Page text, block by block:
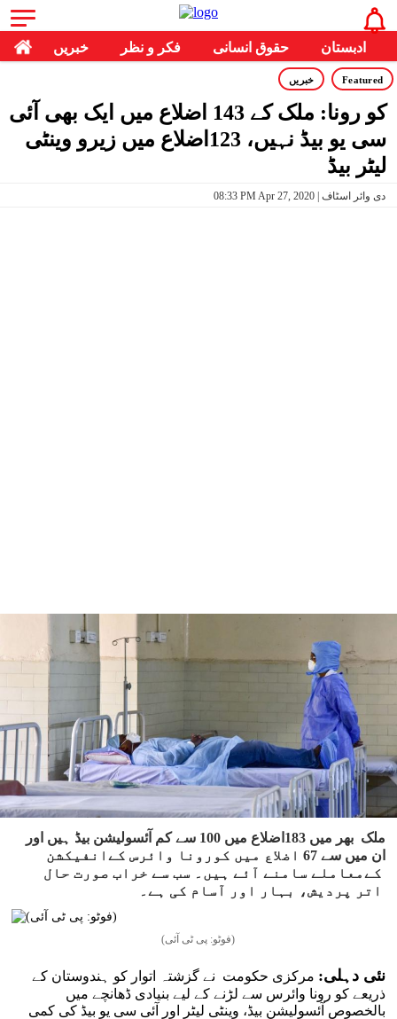
خبریں فکر و نظر حقوق انسانی ادبستان
Featured خبریں
کو رونا: ملک کے 143 اضلاع میں ایک بھی آئی
سی یو بیڈ نہیں، 123اضلاع میں زیرو وینٹی
لیٹر بیڈ
08:33 PM Apr 27, 2020 | دی وائر اسٹاف
ملک بھر میں 183اضلاع میں 100 سے کم آئسولیشن بیڈ ہیں اور
ان میں سے 67 اضلاع میں کورونا وائرس کےانفیکشن
کےمعاملے سامنے آئے ہیں۔ سب سے خراب صورت حال
اتر پردیش، بہار اور آسام کی ہے۔
(فوٹو: پی ٹی آئی)
نئی دہلی: مرکزی حکومت نے گزشتہ اتوار کو ہندوستان کے
ذریعے کو رونا وائرس سے لڑنے کے لیے بنیادی ڈھانچے میں
بالخصوص آئسولیشن بیڈ، وینٹی لیٹر اور آئی سی یو بیڈ کی کمی